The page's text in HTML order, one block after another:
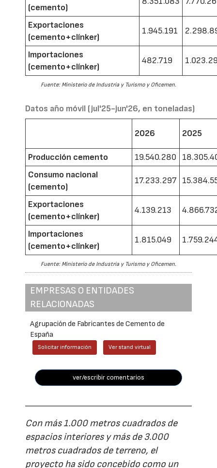
(cemento)
Exportaciones
(cemento+clínker)
1.945.191
Importaciones
(cemento+clínker)
482.719
Fuente: Ministerio de Industria y Turismo y Oficemen.
Datos año móvil (jul'25-jun'26, en toneladas)
2026 2025
Producción cemento 19.540.280
Consumo nacional
(cemento)
17.233.297
Exportaciones
(cemento+clínker)
4.139.213
Importaciones
(cemento+clínker)
1.815.049
Fuente: Ministerio de Industria y Turismo y Oficemen.
EMPRESAS O ENTIDADES
RELACIONADAS
Agrupación de Fabricantes de Cemento de
España
Solicitar información Ver stand virtual
ver/escribir comentarios
Con más 1.000 metros cuadrados de
espacios interiores y más de 3.000
metros cuadrados de terreno, el
proyecto ha sido concebido como un